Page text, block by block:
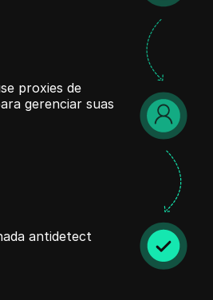
proxies de
gerenciar suas
antidetect